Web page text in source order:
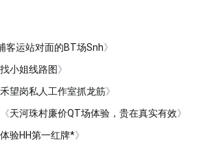
客运站对面的BT场Snh》
小姐线路图》
望岗私人工作室抓龙筋》
天河珠村廉价QT场体验，贵在真实有效》
体验HH第一红牌*》